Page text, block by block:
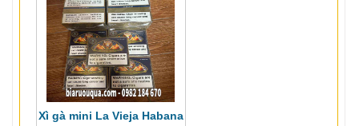
Xì gà mini La Vieja Habana